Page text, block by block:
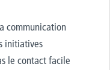
communication
initiatives
le contact facile